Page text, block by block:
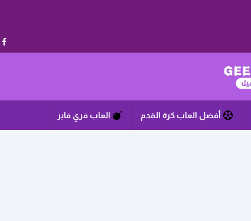
أفضل العاب كرة القدم العاب فري فاير